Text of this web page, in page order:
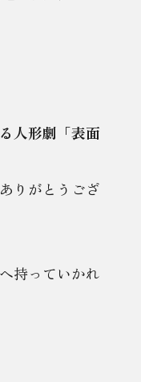
人形劇「表面
りがとうござ
持っていかれ